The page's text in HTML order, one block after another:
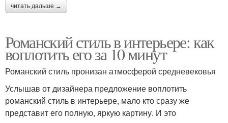
читать дальше →
Романский стиль в интерьере: как
воплотить его за 10 минут
Романский стиль пронизан атмосферой средневековья
Услышав от дизайнера предложение воплотить
романский стиль в интерьере, мало кто сразу же
представит его полную, яркую картину. И это